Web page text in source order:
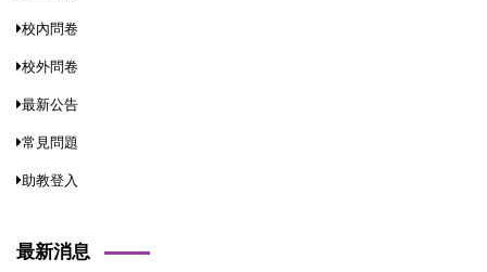
校內問卷
校外問卷
最新公告
常見問題
助教登入
最新消息